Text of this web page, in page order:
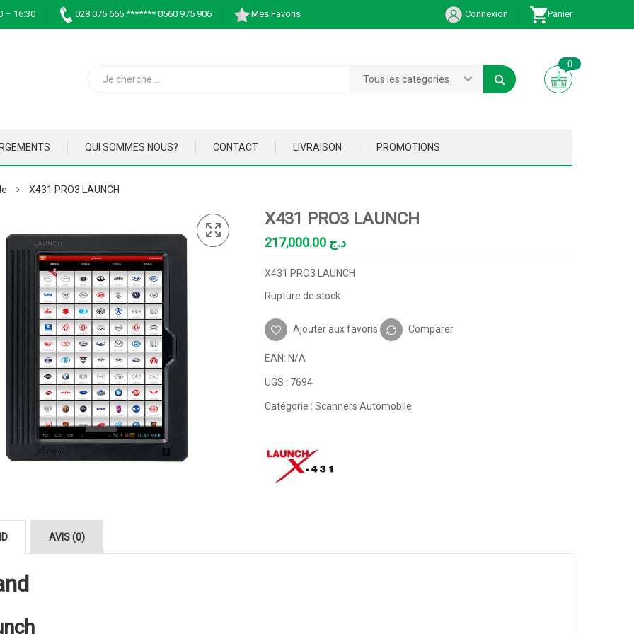
– 16:30 028 075 665 ******* 0560 975 906 Mes Favoris Connexion Panier
Tous les categories
0
QUI SOMMES NOUS? CONTACT LIVRAISON PROMOTIONS
X431 PRO3 LAUNCH
X431 PRO3 LAUNCH
د.ج
X431 PRO3 LAUNCH
Rupture de stock
Ajouter aux favoris Comparer
EAN: N/A
UGS : 7694
Catégorie : Scanners Automobile
AVIS (0)